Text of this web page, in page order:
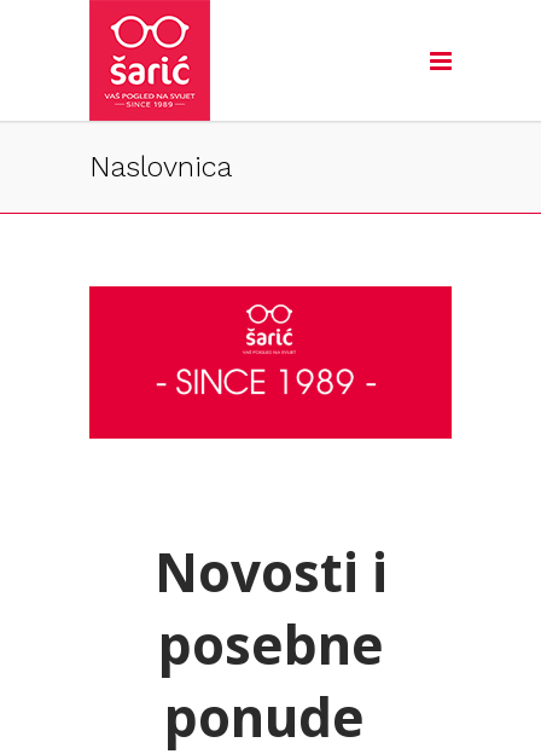
Naslovnica
Novosti i
posebne
ponude